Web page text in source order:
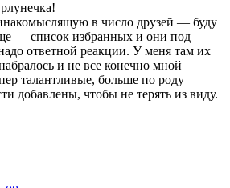
в число друзей — буду
— список избранных и они под
ответной реакции. У меня там их
и не все конечно мной
талантливые, больше по роду
добавлены, чтобы не терять из виду.